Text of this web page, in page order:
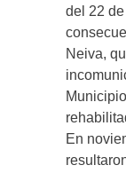
del 22
Neiva,
En